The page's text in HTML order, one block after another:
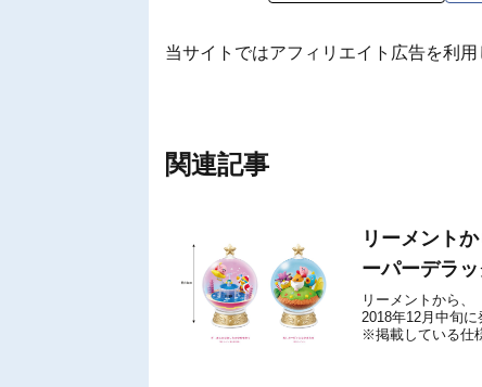
当サイトではアフィリエイト広告を利用
関連記事
リーメント
ーパーデラ
リーメントから
2018年12月中旬
※掲載している仕